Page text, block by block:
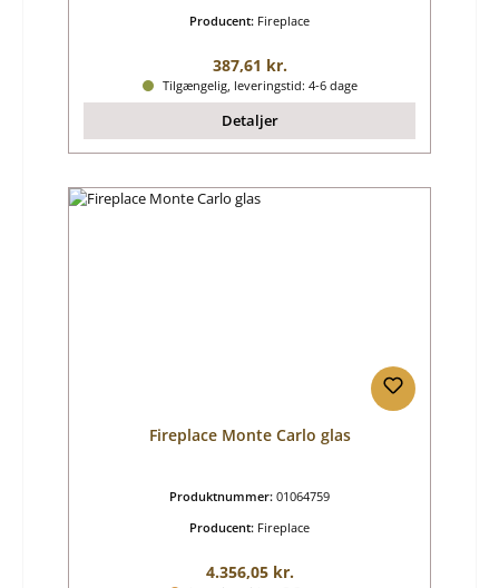
Producent: Fireplace
Almindelig pris:
387,61 kr.
Tilgængelig, leveringstid: 4-6 dage
Detaljer
Fireplace Monte Carlo glas
Produktnummer: 01064759
Producent: Fireplace
Almindelig pris:
4.356,05 kr.